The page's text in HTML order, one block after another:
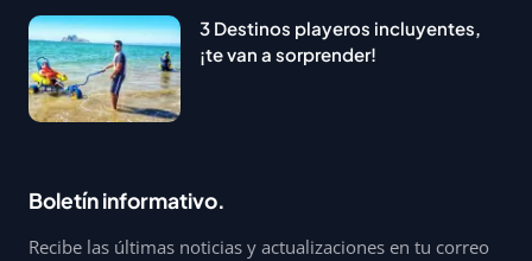
3 Destinos playeros incluyentes,
¡te van a sorprender!
Boletín informativo.
Recibe las últimas noticias y actualizaciones en tu correo